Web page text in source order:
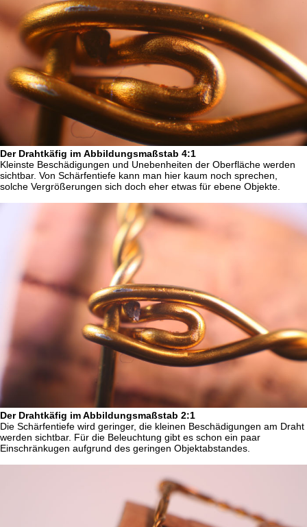
Der Drahtkäfig im Abbildungsmaßstab 4:1
Kleinste Beschädigungen und Unebenheiten der Oberfläche werden
sichtbar. Von Schärfentiefe kann man hier kaum noch sprechen,
solche Vergrößerungen sich doch eher etwas für ebene Objekte.
Der Drahtkäfig im Abbildungsmaßstab 2:1
Die Schärfentiefe wird geringer, die kleinen Beschädigungen am Draht
werden sichtbar. Für die Beleuchtung gibt es schon ein paar
Einschränkugen aufgrund des geringen Objektabstandes.